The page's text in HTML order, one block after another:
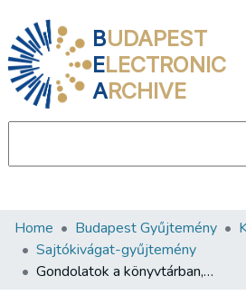
BUDAPEST
ELECTRONIC
ARCHIVE
Communities & Collections
All of DSpace
Home Budapest Gyűjtemény
Sajtókivágat-gyűjtemény
Gondolatok a könyvtárban,a mely még meg sem született